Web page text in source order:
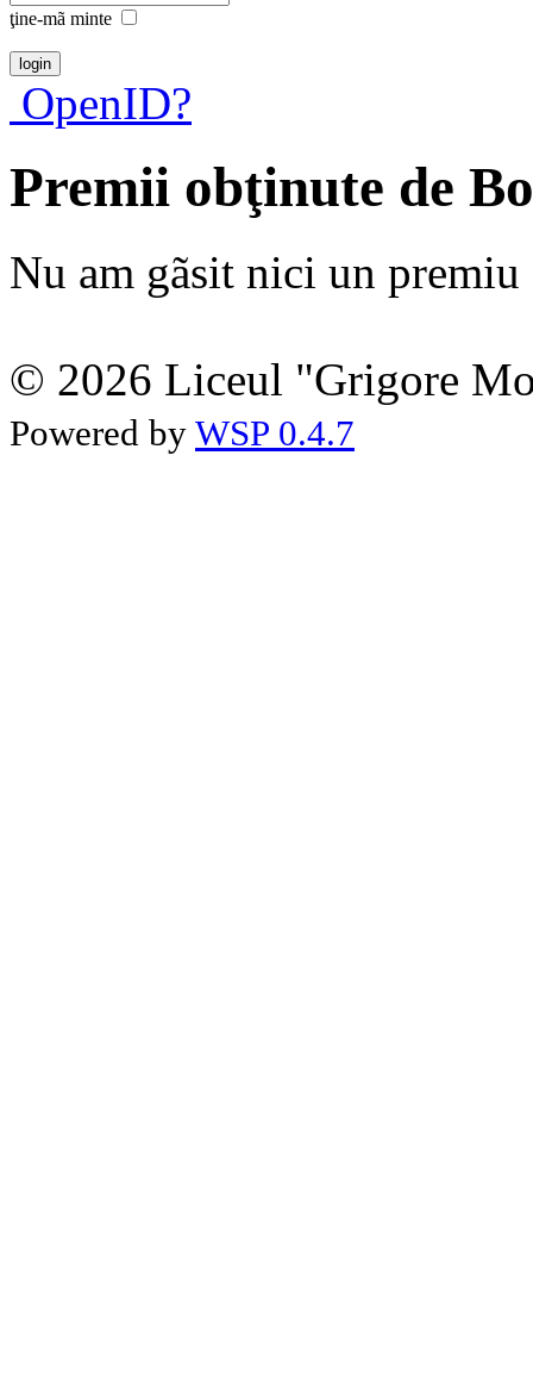
ţine-mã minte
OpenID?
Premii obţinute de
Nu am gãsit nici un premiu
© 2026 Liceul "Grigore
Powered by WSP 0.4.7